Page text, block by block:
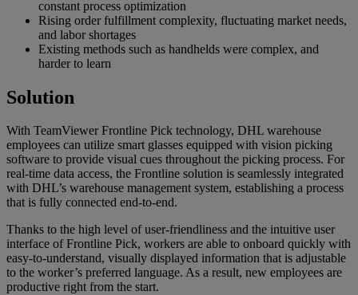
constant process optimization
Rising order fulfillment complexity, fluctuating market needs,
and labor shortages
Existing methods such as handhelds were complex, and
harder to learn
Solution
With TeamViewer Frontline Pick technology, DHL warehouse
employees can utilize smart glasses equipped with vision picking
software to provide visual cues throughout the picking process. For
real-time data access, the Frontline solution is seamlessly integrated
with DHL’s warehouse management system, establishing a process
that is fully connected end-to-end.
Thanks to the high level of user-friendliness and the intuitive user
interface of Frontline Pick, workers are able to onboard quickly with
easy-to-understand, visually displayed information that is adjustable
to the worker’s preferred language. As a result, new employees are
productive right from the start.